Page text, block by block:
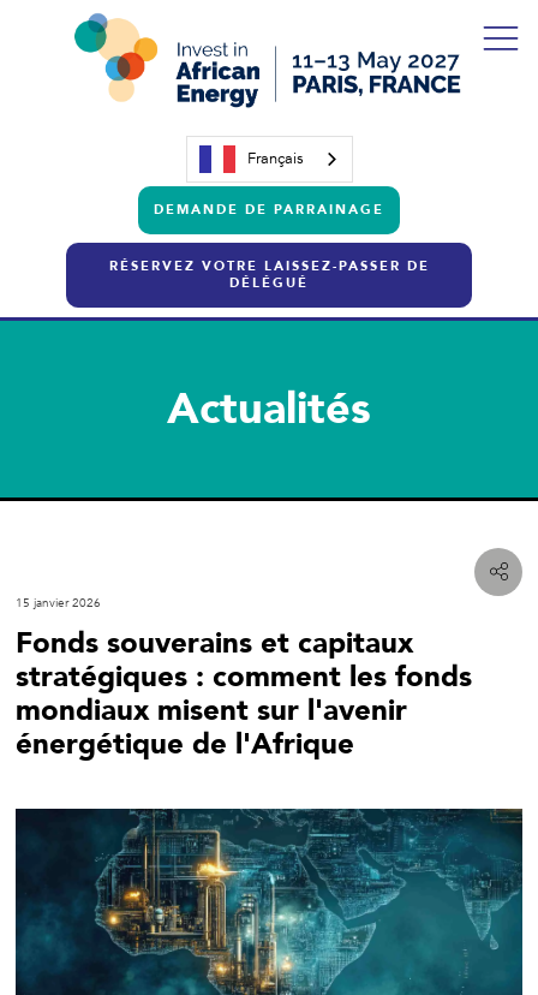
Français
DEMANDE DE PARRAINAGE
RÉSERVEZ VOTRE LAISSEZ-PASSER DE
DÉLÉGUÉ
Actualités
15 janvier 2026
Fonds souverains et capitaux
stratégiques : comment les fonds
mondiaux misent sur l'avenir
énergétique de l'Afrique